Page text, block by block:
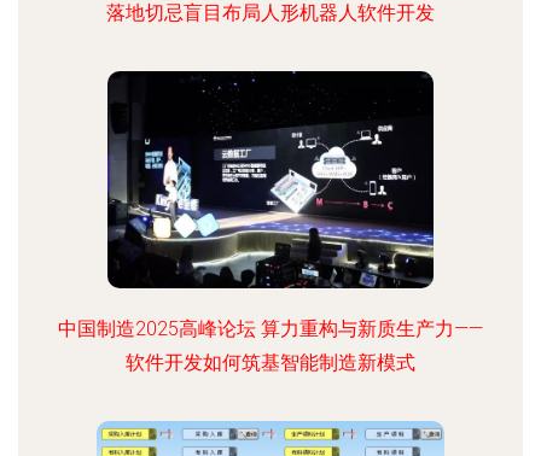
落地切忌盲目布局人形机器人软件开发
中国制造2025高峰论坛 算力重构与新质生产力——
软件开发如何筑基智能制造新模式